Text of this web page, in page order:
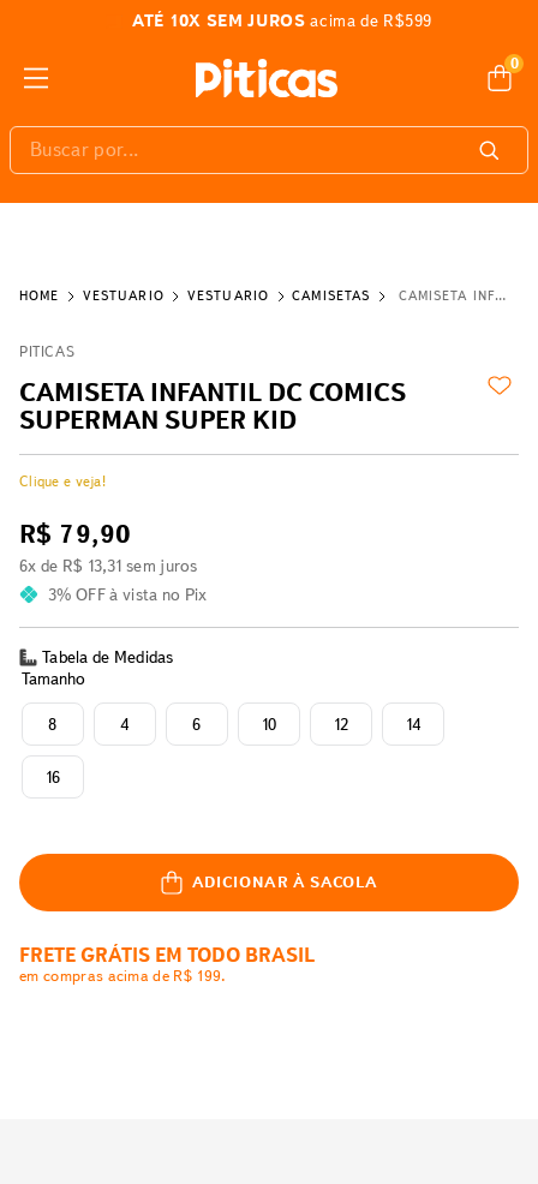
ATÉ 10X SEM JUROS acima de R$599
0
Buscar por...
VESTUÁRIO VESTUÁRIO CAMISETAS CAMISETA INFANTIL DC COMICS SUPERMAN SUPER KID
PITICAS
CAMISETA INFANTIL DC COMICS
SUPERMAN SUPER KID
Clique e veja!
R$ 79,90
6x de R$ 13,31 sem juros
3% OFFà vista no Pix
Tabela de Medidas
Tamanho
16
14
8 12
10
4 6
ADICIONAR À SACOLA
FRETE GRÁTIS EM TODO BRASIL
em compras acima de R$ 199.